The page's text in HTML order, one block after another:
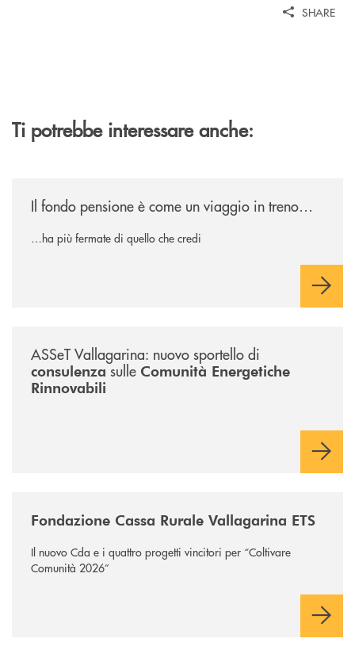
SHARE
Ti potrebbe interessare anche:
Il fondo pensione è come un viaggio in treno…
…ha più fermate di quello che credi
ASSeT Vallagarina: nuovo sportello di
consulenzasulle Comunità Energetiche
Rinnovabili
Fondazione Cassa Rurale Vallagarina ETS
Il nuovo Cda e i quattro progetti vincitori per “Coltivare
Comunità 2026”